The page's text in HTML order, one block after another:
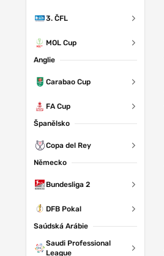
3. ČFL
MOL Cup
Anglie
Carabao Cup
FA Cup
Španělsko
Copa del Rey
Německo
Bundesliga 2
DFB Pokal
Saúdská Arábie
Saudi Professional
League